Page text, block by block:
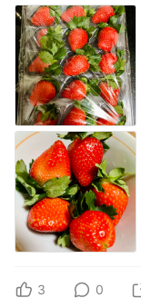
3 0